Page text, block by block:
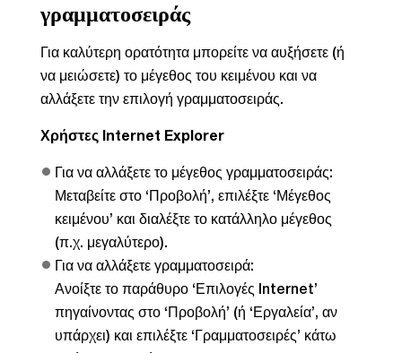
γραμματοσειράς
Για καλύτερη ορατότητα μπορείτε να αυξήσετε (ή
να μειώσετε) το μέγεθος του κειμένου και να
αλλάξετε την επιλογή γραμματοσειράς.
Χρήστες Internet Explorer
Για να αλλάξετε το μέγεθος γραμματοσειράς:
Μεταβείτε στο ‘Προβολή’, επιλέξτε ‘Μέγεθος
κειμένου’ και διαλέξτε το κατάλληλο μέγεθος
(π.χ. μεγαλύτερο).
Για να αλλάξετε γραμματοσειρά:
Ανοίξτε το παράθυρο ‘Επιλογές Internet’
πηγαίνοντας στο ‘Προβολή’ (ή ‘Εργαλεία’, αν
υπάρχει) και επιλέξτε ‘Γραμματοσειρές’ κάτω